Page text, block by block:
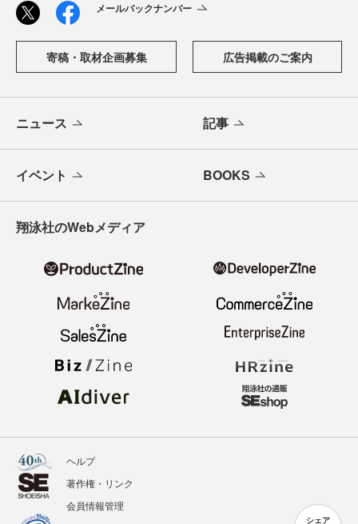
シェア
メールバックナンバー
寄稿・取材企画募集 広告掲載のご案内
ニュース 記事
イベント BOOKS
翔泳社のWebメディア
ヘルプ
著作権・リンク
会員情報管理